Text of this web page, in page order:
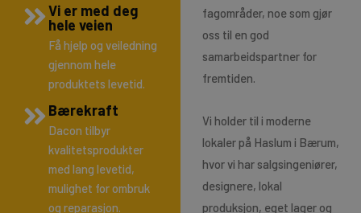
Vi er med deg
hele veien
Få hjelp og veiledning
gjennom hele
produktets levetid.
Bærekraft
Dacon tilbyr
kvalitetsprodukter
med lang levetid,
mulighet for ombruk
og reparasjon.
fagområder, noe som gjør
oss til en god
samarbeidspartner for
fremtiden.
Vi holder til i moderne
lokaler på Haslum i Bærum,
hvor vi har salgsingeniører,
designere, lokal
produksjon, eget lager og